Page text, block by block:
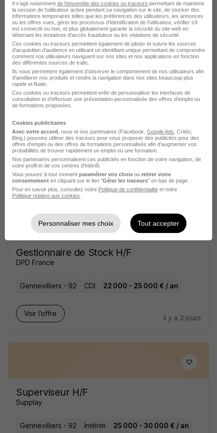
Voir l’offre
il y a 2 jours
Magasinier Manutentionnaire Jour et
Nuit - Gennevilliers 92 H/F
Opt-Intérim
Gennevilliers - 92 Intérim
12 - 13 € / heure
10 mois
Voir l’offre
il y a 3 jours
Gestionnaire de Stock H/F
DPD France
Gennevilliers - 92 CDI 22 000 - 25 000 € / an
Voir l’offre
il y a 3 jours
Superviseur H/F
Supplay
Gennevilliers - 92 Intérim
25 000 - 30 000 € / an
Il s'agit notamment de l'ensemble des cookies ou traceurs permettant de maintenir
la session de l'utilisateur active pendant sa navigation sur le site, de stocker des
informations temporaires telles que les préférences des utilisateurs, les annonces
ou les offres vues, gérer les processus d'identification de l'utilisateur, vérifier s'il
est connecté ou non, et plus globalement garantir la sécurité du site web en
détectant les tentatives d'accès frauduleux ou les violations de sécurité.
Ces cookies ou traceurs permettent également de piloter et suivre les sources
d'acquisition d'audience en utilisant un identifiant unique permettant de comprendre
comment nos utilisateurs naviguent sur nos sites et nos applications en fonction
des différentes sources de trafic.
Ils nous permettent également d’observer le comportement de nos utilisateurs afin
d'améliorer nos produits et rendre la navigation dans nos sites beaucoup plus
rapide et fluide.
Ces cookies ou traceurs permettent enfin de personnaliser les interfaces de
consultation et d'effectuer une présentation personnalisée des offres d'emploi ou
de formations proposées.
Cookies publicitaires
Avec votre accord , nous et nos partenaires (Facebook, Google Ads , Critéo,
Bing,) pouvons utiliser des traceurs pour vous proposer des publicités pour des
offres d’emploi ou des offres de formations personnalisés afin d’augmenter vos
probabilités de trouver rapidement un emploi ou une formation.
Nos partenaires personnalisent ces publicités en fonction de votre navigation, de
votre profil et de vos centres d’intérêt.
Vous pouvez à tout moment paramétrer vos choix ou retirer votre
consentement en cliquant sur le lien "Gérer les traceurs" en bas de page.
Pour en savoir plus, consultez notre Politique de confidentialité et notre
Politique relative aux cookies
Personnaliser mes choix Tout accepter